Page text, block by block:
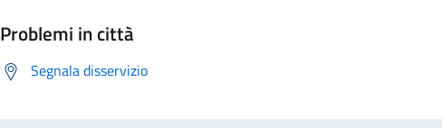
Problemi in città
Segnala disservizio